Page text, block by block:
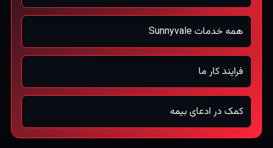
همه خدمات Sunnyvale
فرایند کار ما
کمک در ادعای بیمه